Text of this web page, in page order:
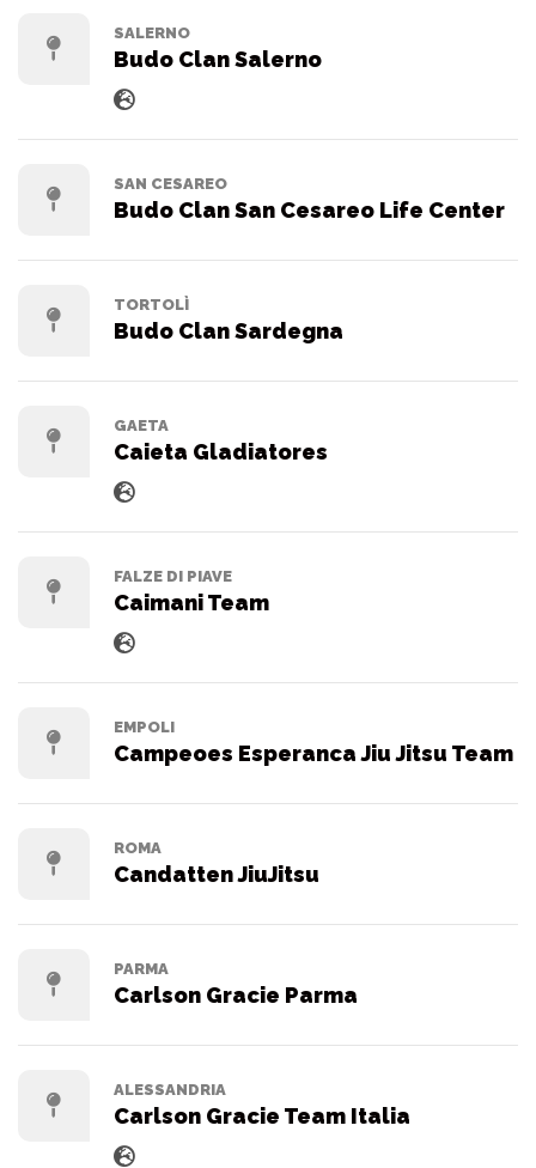
SALERNO
Budo Clan Salerno
SAN CESAREO
Budo Clan San Cesareo Life Center
TORTOLÌ
Budo Clan Sardegna
GAETA
Caieta Gladiatores
FALZE DI PIAVE
Caimani Team
EMPOLI
Campeoes Esperanca Jiu Jitsu Team
ROMA
Candatten JiuJitsu
PARMA
Carlson Gracie Parma
ALESSANDRIA
Carlson Gracie Team Italia